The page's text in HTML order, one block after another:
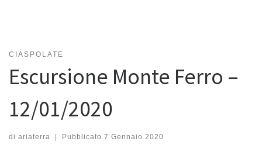
CIASPOLATE
Escursione Monte Ferro –
12/01/2020
di ariaterra Pubblicato 7 Gennaio 2020